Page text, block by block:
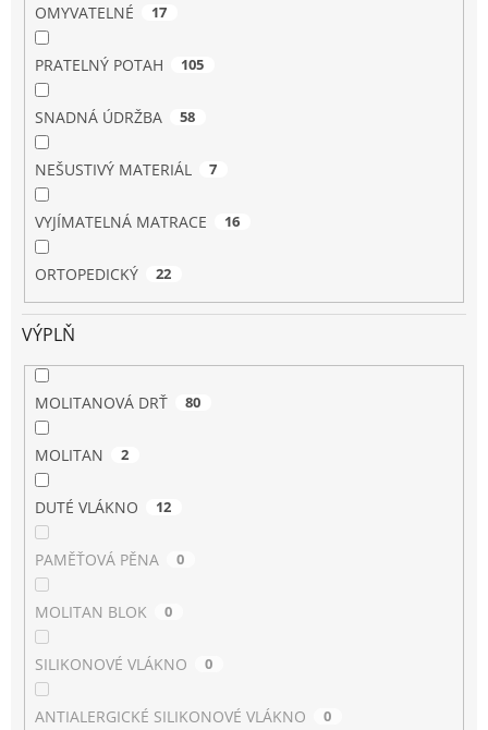
OMYVATELNÉ 17
PRATELNÝ POTAH 105
SNADNÁ ÚDRŽBA 58
NEŠUSTIVÝ MATERIÁL 7
VYJÍMATELNÁ MATRACE 16
ORTOPEDICKÝ 22
VÝPLŇ
MOLITANOVÁ DRŤ 80
MOLITAN 2
DUTÉ VLÁKNO 12
PAMĚŤOVÁ PĚNA 0
MOLITAN BLOK 0
SILIKONOVÉ VLÁKNO 0
ANTIALERGICKÉ SILIKONOVÉ VLÁKNO 0